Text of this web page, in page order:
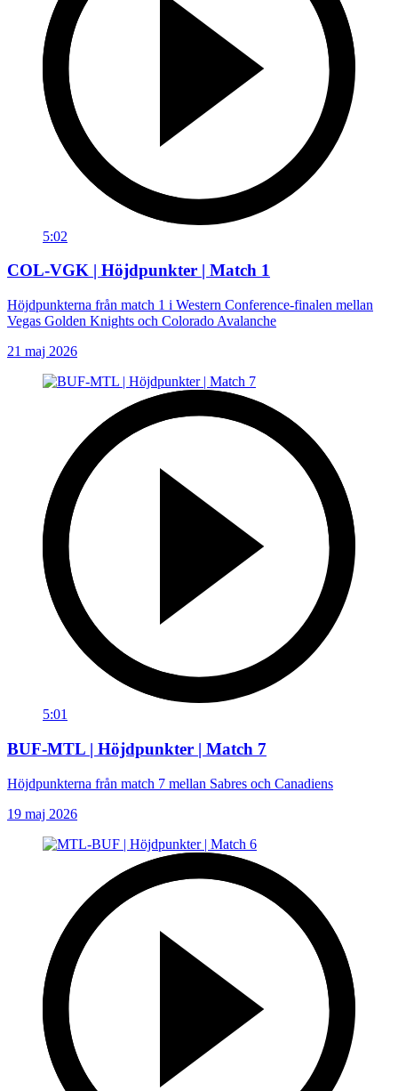
5:02
COL-VGK | Höjdpunkter | Match 1
Höjdpunkterna från match 1 i Western Conference-finalen mellan
Vegas Golden Knights och Colorado Avalanche
21 maj 2026
5:01
BUF-MTL | Höjdpunkter | Match 7
Höjdpunkterna från match 7 mellan Sabres och Canadiens
19 maj 2026